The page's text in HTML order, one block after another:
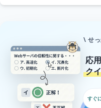
\ せ
応
ク
すぐ